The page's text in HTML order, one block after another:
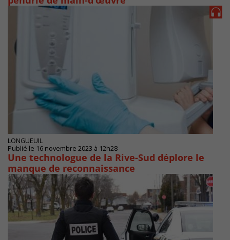
LONGUEUIL
Publié le 16 novembre 2023 à 12h28
Une technologue de la Rive-Sud déplore le
manque de reconnaissance